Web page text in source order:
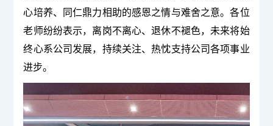
心培养、同仁鼎力相助的感恩之情与难舍之意。各位
老师纷纷表示，离岗不离心、退休不褪色，未来将始
终心系公司发展，持续关注、热忱支持公司各项事业
进步。